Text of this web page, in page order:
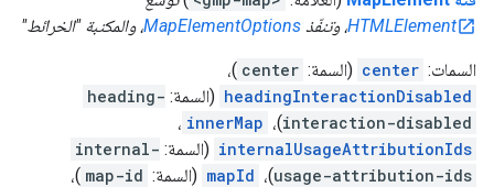
HTMLElement، وتنفّذ MapElementOptions، والمكتبة "الخرائط"
السمات: center (السمة: center )،
headingInteractionDisabled (السمة: heading-
interaction-disabled)، innerMap ،
internalUsageAttributionIds (السمة: internal-
usage-attribution-ids)، mapId (السمة: map-id )،